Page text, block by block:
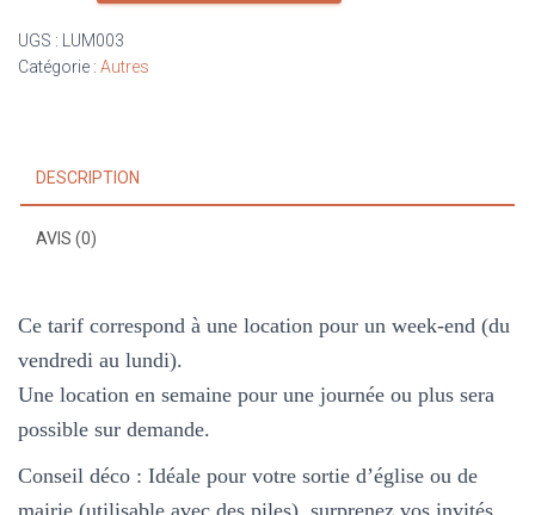
bulles
UGS :
LUM003
Catégorie : Autres
DESCRIPTION
AVIS (0)
Ce tarif correspond à une location pour un week-end (du
vendredi au lundi).
Une location en semaine pour une journée ou plus sera
possible sur demande.
Conseil déco : Idéale pour votre sortie d’église ou de
mairie (utilisable avec des piles), surprenez vos invités